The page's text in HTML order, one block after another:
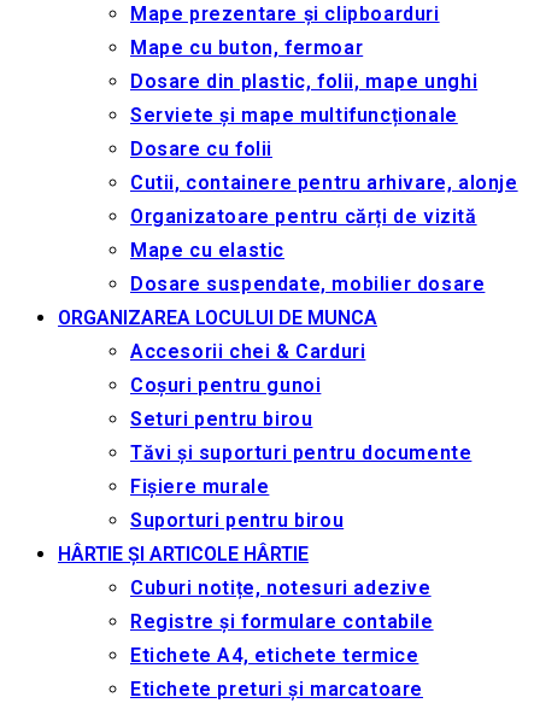
Mape prezentare și clipboarduri
Mape cu buton, fermoar
Dosare din plastic, folii, mape unghi
Serviete și mape multifuncționale
Dosare cu folii
Cutii, containere pentru arhivare, alonje
Organizatoare pentru cărți de vizită
Mape cu elastic
Dosare suspendate, mobilier dosare
ORGANIZAREA LOCULUI DE MUNCA
Accesorii chei & Сarduri
Coșuri pentru gunoi
Seturi pentru birou
Tăvi și suporturi pentru documente
Fișiere murale
Suporturi pentru birou
HÂRTIE ȘI ARTICOLE HÂRTIE
Cuburi notițe, notesuri adezive
Registre și formulare contabile
Etichete A4, etichete termice
Etichete preturi și marcatoare